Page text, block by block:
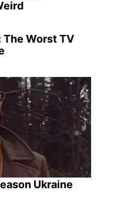
The Worst TV
Ukraine